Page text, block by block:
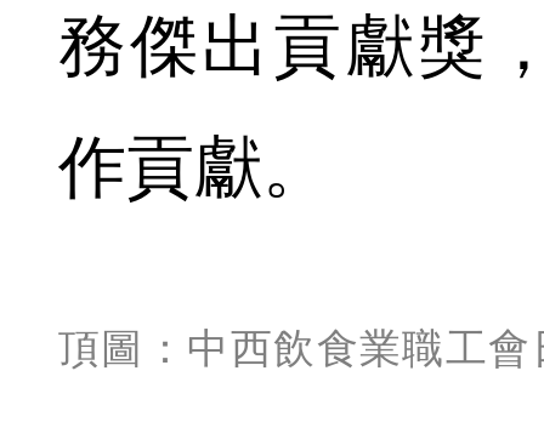
務傑出貢獻獎
作貢獻。
頂圖：中西飲食業職工